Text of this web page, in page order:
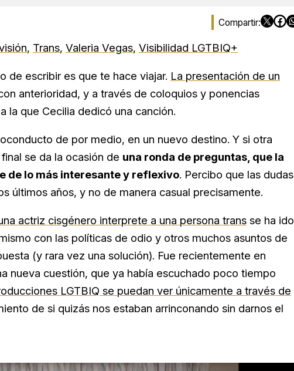
, Trans, Valeria Vegas, Visibilidad LGTBIQ+
de escribir es que te hace viajar. La presentación de un
anterioridad, y a través de coloquios y ponencias
la que Cecilia dedicó una canción.
de por medio, en un nuevo destino. Y si otra
se da la ocasión de una ronda de preguntas, que la
de lo más interesante y reflexivo. Percibo que las dudas
últimos años, y no de manera casual precisamente.
actriz cisgénero interprete a una persona trans se ha ido
con las políticas de odio y otros muchos asuntos de
(y rara vez una solución). Fue recientemente en
nueva cuestión, que ya había escuchado poco tiempo
LGTBIQ se puedan ver únicamente a través de
de si quizás nos estaban arrinconando sin darnos el